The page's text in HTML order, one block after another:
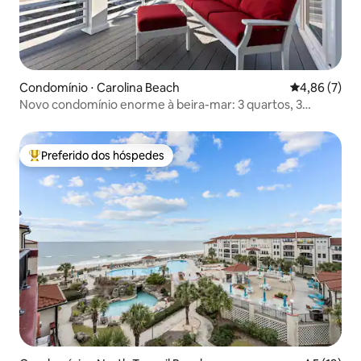
Condomínio ⋅ Carolina Beach 4,86 de uma
4,86 (7)
Novo condomínio enorme à beira-mar: 3 quartos, 3
Entre os melhores preferidos dos hóspedes
Preferido dos hóspedes